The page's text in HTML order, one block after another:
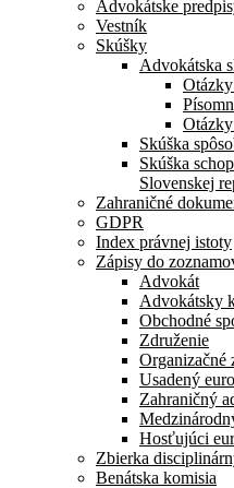
Advokátske
Vestník
Skúšky
Advokátska
Skúška
Skúška
Slovenskej
Zahraničné
GDPR
Index právnej istoty
Zápisy do
Advokát
Advokátsky
Obchodné
Združenie
Organizačné
Usadený
Zahraničný
Hosťujúci
Zbierka
Benátska komisia